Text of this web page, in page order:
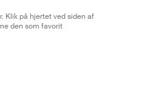
Klik på hjertet ved siden af
den som favorit